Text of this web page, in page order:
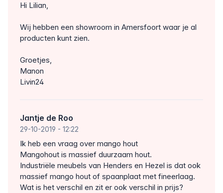
Hi Lilian,
Wij hebben een showroom in Amersfoort waar je al
producten kunt zien.
Groetjes,
Manon
Livin24
Jantje de Roo
29-10-2019 - 12:22
Ik heb een vraag over mango hout
Mangohout is massief duurzaam hout.
Industriële meubels van Henders en Hezel is dat ook
massief mango hout of spaanplaat met fineerlaag.
Wat is het verschil en zit er ook verschil in prijs?